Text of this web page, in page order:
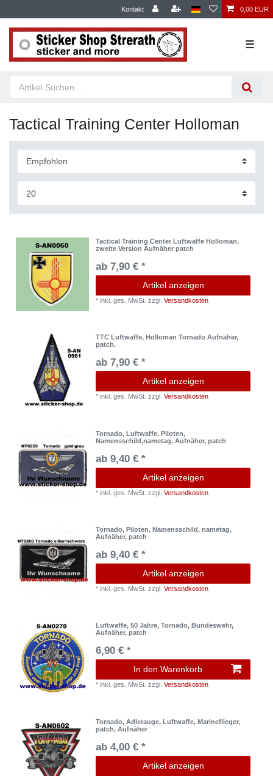
Kontakt 0,00 EUR
☰
Tactical Training Center Holloman
Tactical Training Center Luftwaffe Holloman,
zweite Version Aufnäher patch
ab 7,90 € *
Artikel anzeigen
*inkl. ges. MwSt. zzgl.Versandkosten
TTC Luftwaffe, Holloman Tornado Aufnäher,
patch.
ab 7,90 € *
Artikel anzeigen
*inkl. ges. MwSt. zzgl.Versandkosten
Tornado, Luftwaffe, Piloten,
Namensschild,nametag, Aufnäher, patch
ab 9,40 € *
Artikel anzeigen
*inkl. ges. MwSt. zzgl.Versandkosten
Tornado, Piloten, Namensschild, nametag,
Aufnäher, patch
ab 9,40 € *
Artikel anzeigen
*inkl. ges. MwSt. zzgl.Versandkosten
Luftwaffe, 50 Jahre, Tornado, Bundeswehr,
Aufnäher, patch
6,90 € *
In den Warenkorb
*inkl. ges. MwSt. zzgl.Versandkosten
Tornado, Adlerauge, Luftwaffe, Marineflieger,
patch, Aufnäher
ab 4,00 € *
Artikel anzeigen